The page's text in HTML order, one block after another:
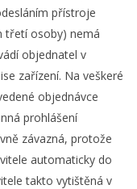
přístroje
třetí osoby) nemá
objednatel v
zařízení. Na veškeré
objednávce
prohlášení
závazná, protože
automaticky do
takto vytištěná v